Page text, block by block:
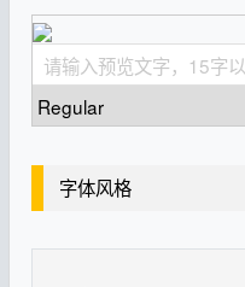
字体风格